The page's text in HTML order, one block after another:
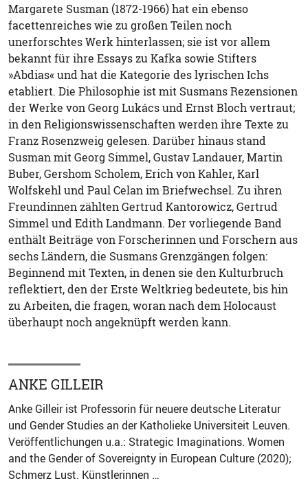
Margarete Susman (1872-1966) hat ein ebenso
facettenreiches wie zu großen Teilen noch
unerforschtes Werk hinterlassen; sie ist vor allem
bekannt für ihre Essays zu Kafka sowie Stifters
»Abdias« und hat die Kategorie des lyrischen Ichs
etabliert. Die Philosophie ist mit Susmans Rezensionen
der Werke von Georg Lukács und Ernst Bloch vertraut;
in den Religionswissenschaften werden ihre Texte zu
Franz Rosenzweig gelesen. Darüber hinaus stand
Susman mit Georg Simmel, Gustav Landauer, Martin
Buber, Gershom Scholem, Erich von Kahler, Karl
Wolfskehl und Paul Celan im Briefwechsel. Zu ihren
Freundinnen zählten Gertrud Kantorowicz, Gertrud
Simmel und Edith Landmann. Der vorliegende Band
enthält Beiträge von Forscherinnen und Forschern aus
sechs Ländern, die Susmans Grenzgängen folgen:
Beginnend mit Texten, in denen sie den Kulturbruch
reflektiert, den der Erste Weltkrieg bedeutete, bis hin
zu Arbeiten, die fragen, woran nach dem Holocaust
überhaupt noch angeknüpft werden kann.
ANKE GILLEIR
Anke Gilleir ist Professorin für neuere deutsche Literatur
und Gender Studies an der Katholieke Universiteit Leuven.
Veröffentlichungen u.a.: Strategic Imaginations. Women
and the Gender of Sovereignty in European Culture (2020);
Schmerz Lust. Künstlerinnen …